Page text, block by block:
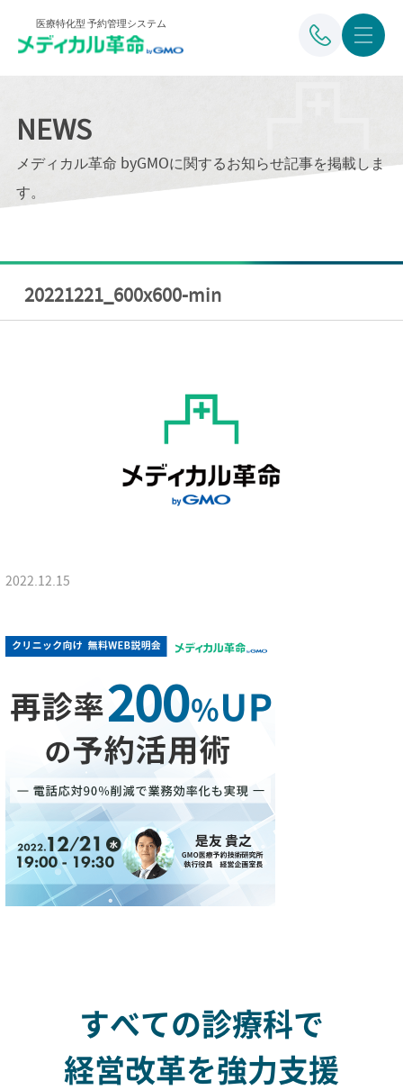
医療特化型 予約管理システム
NEWS
メディカル革命 byGMOに関するお知らせ記事を掲載しま
す。
20221221_600x600-min
2022.12.15
すべての診療科で
経営改革を強力支援